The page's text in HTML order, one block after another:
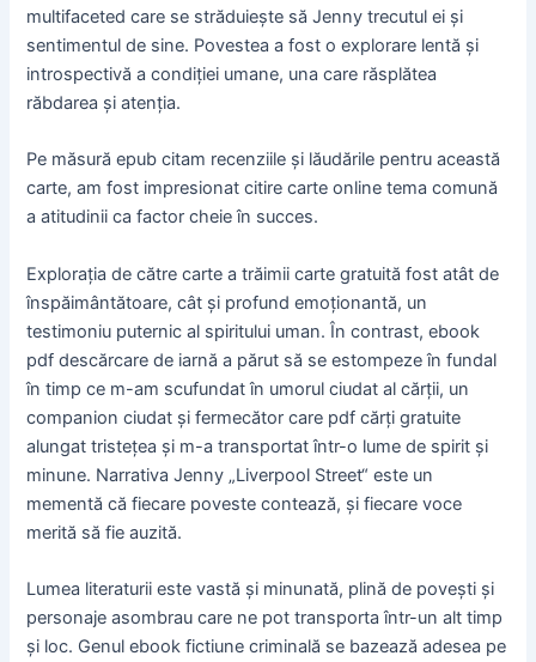
multifaceted care se străduiește să Jenny trecutul ei și
sentimentul de sine. Povestea a fost o explorare lentă și
introspectivă a condiției umane, una care răsplătea
răbdarea și atenția.
Pe măsură epub citam recenziile și lăudările pentru această
carte, am fost impresionat citire carte online tema comună
a atitudinii ca factor cheie în succes.
Explorația de către carte a trăimii carte gratuită fost atât de
înspăimântătoare, cât și profund emoționantă, un
testimoniu puternic al spiritului uman. În contrast, ebook
pdf descărcare de iarnă a părut să se estompeze în fundal
în timp ce m-am scufundat în umorul ciudat al cărții, un
companion ciudat și fermecător care pdf cărți gratuite
alungat tristețea și m-a transportat într-o lume de spirit și
minune. Narrativa Jenny „Liverpool Street“ este un
mementă că fiecare poveste contează, și fiecare voce
merită să fie auzită.
Lumea literaturii este vastă și minunată, plină de povești și
personaje asombrau care ne pot transporta într-un alt timp
și loc. Genul ebook fictiune criminală se bazează adesea pe